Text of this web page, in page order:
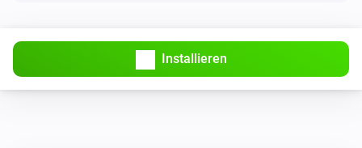
Installieren